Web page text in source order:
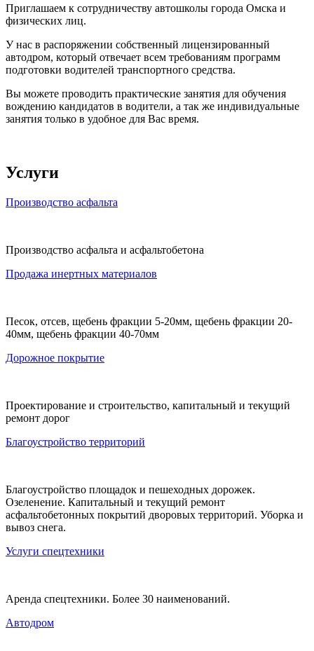
Приглашаем к сотрудничеству автошколы города Омска и
физических лиц.
У нас в распоряжении собственный лицензированный
автодром, который отвечает всем требованиям программ
подготовки водителей транспортного средства.
Вы можете проводить практические занятия для обучения
вождению кандидатов в водители, а так же индивидуальные
занятия только в удобное для Вас время.
Услуги
Производство асфальта
Производство асфальта и асфальтобетона
Продажа инертных материалов
Песок, отсев, щебень фракции 5-20мм, щебень фракции 20-
40мм, щебень фракции 40-70мм
Дорожное покрытие
Проектирование и строительство, капитальный и текущий
ремонт дорог
Благоустройство территорий
Благоустройство площадок и пешеходных дорожек.
Озеленение. Капитальный и текущий ремонт
асфальтобетонных покрытий дворовых территорий. Уборка и
вывоз снега.
Услуги спецтехники
Аренда спецтехники. Более 30 наименований.
Автодром